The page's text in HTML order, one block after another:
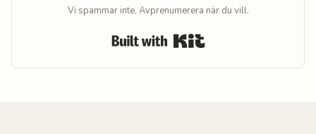
Vi spammar inte. Avprenumerera när du vill.